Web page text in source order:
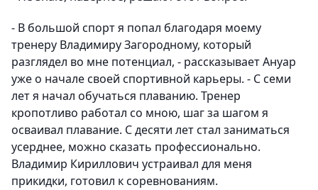
- В большой спорт я попал благодаря моему
тренеру Владимиру Загородному, который
разглядел во мне потенциал, - рассказывает Ануар
уже о начале своей спортивной карьеры. - С семи
лет я начал обучаться плаванию. Тренер
кропотливо работал со мною, шаг за шагом я
осваивал плавание. С десяти лет стал заниматься
усерднее, можно сказать профессионально.
Владимир Кириллович устраивал для меня
прикидки, готовил к соревнованиям.